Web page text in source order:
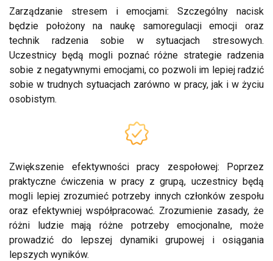
Zarządzanie stresem i emocjami: Szczególny nacisk
będzie położony na naukę samoregulacji emocji oraz
technik radzenia sobie w sytuacjach stresowych.
Uczestnicy będą mogli poznać różne strategie radzenia
sobie z negatywnymi emocjami, co pozwoli im lepiej radzić
sobie w trudnych sytuacjach zarówno w pracy, jak i w życiu
osobistym.
Zwiększenie efektywności pracy zespołowej: Poprzez
praktyczne ćwiczenia w pracy z grupą, uczestnicy będą
mogli lepiej zrozumieć potrzeby innych członków zespołu
oraz efektywniej współpracować. Zrozumienie zasady, że
różni ludzie mają różne potrzeby emocjonalne, może
prowadzić do lepszej dynamiki grupowej i osiągania
lepszych wyników.